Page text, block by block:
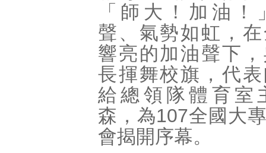
「師大！加油！
聲、氣勢如虹，
響亮的加油聲下
長揮舞校旗，代
給總領隊體育室
森，為107全國大
會揭開序幕。